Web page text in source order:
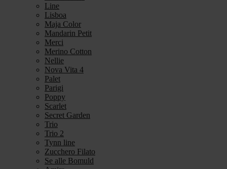
Line
Lisboa
Maja Color
Mandarin Petit
Merci
Merino Cotton
Nellie
Nova Vita 4
Palet
Parigi
Poppy
Scarlet
Secret Garden
Trio
Trio 2
Tynn line
Zucchero Filato
Se alle Bomuld